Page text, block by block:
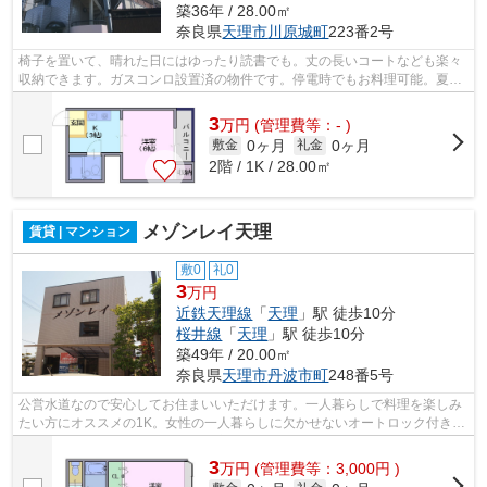
築36年 / 28.00㎡
奈良県天理市川原城町223番2号
椅子を置いて、晴れた日にはゆったり読書でも。丈の長いコートなども楽々
収納できます。ガスコンロ設置済の物件です。停電時でもお料理可能。夏は
3万円 (管理費等：- )
敷金 0ヶ月 礼金 0ヶ月
2階 / 1K / 28.00㎡
賃貸 | マンション メゾンレイ天理
敷0 礼0
3万円
近鉄天理線 「天理 」駅 徒歩10分
桜井線 「天理 」駅 徒歩10分
築49年 / 20.00㎡
奈良県天理市丹波市町248番5号
公営水道なので安心してお住まいいただけます。一人暮らしで料理を楽しみ
たい方にオススメの1K。女性の一人暮らしに欠かせないオートロック付きで
3万円 (管理費等：3,000円 )